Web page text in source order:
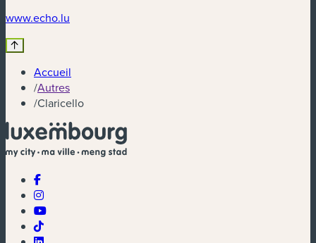
www.echo.lu
Accueil
/Autres
/Claricello